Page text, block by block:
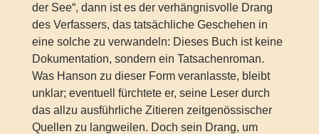
der See“, dann ist es der verhängnisvolle Drang
des Verfassers, das tatsächliche Geschehen in
eine solche zu verwandeln: Dieses Buch ist keine
Dokumentation, sondern ein Tatsachenroman.
Was Hanson zu dieser Form veranlasste, bleibt
unklar; eventuell fürchtete er, seine Leser durch
das allzu ausführliche Zitieren zeitgenössischer
Quellen zu langweilen. Doch sein Drang, um